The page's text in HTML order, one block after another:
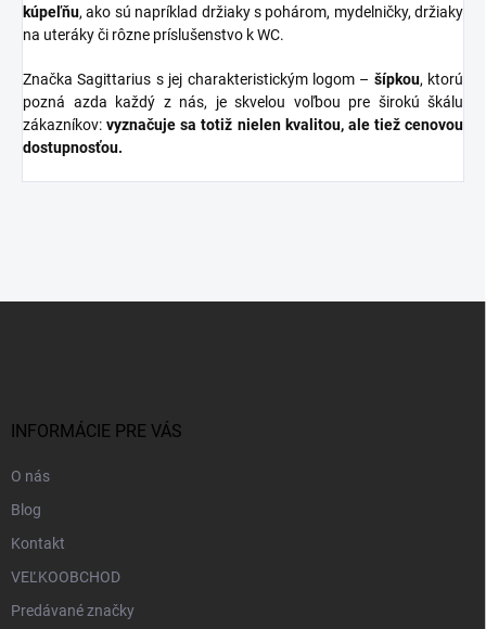
kúpeľňu, ako sú napríklad držiaky s pohárom, mydelničky, držiaky
na uteráky či rôzne príslušenstvo k WC.
Značka Sagittarius s jej charakteristickým logom – šípkou, ktorú
pozná azda každý z nás, je skvelou voľbou pre širokú škálu
zákazníkov:vyznačuje sa totiž nielen kvalitou, ale tiež cenovou
dostupnosťou.
INFORMÁCIE PRE VÁS
O nás
Blog
Kontakt
VEĽKOOBCHOD
Predávané značky